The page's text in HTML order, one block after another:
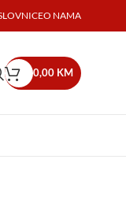
O NAMA
0,00 KM